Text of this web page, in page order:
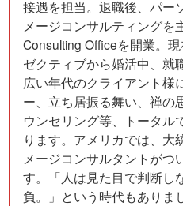
接遇を担当。退職後、パー
メージコンサルティングを
Consulting Officeを開業。
ゼクティブから婚活中、就
広い年代のクライアント様
ー、立ち居振る舞い、禅の
ウンセリング等、トータル
ります。アメリカでは、大
メージコンサルタントがつ
す。「人は見た目で判断し
負。」という時代もありま